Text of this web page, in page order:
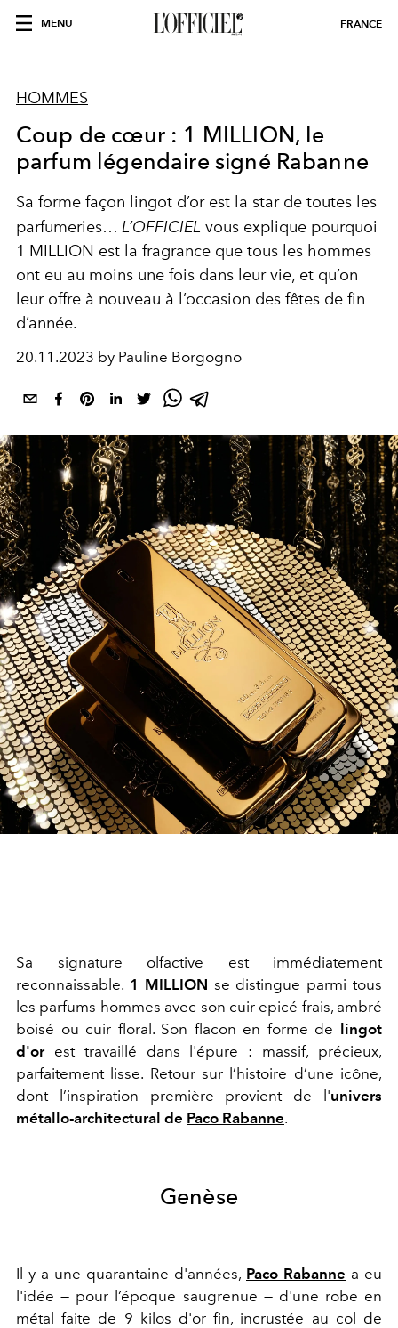
MENU FRANCE
HOMMES
Coup de cœur : 1 MILLION, le
parfum légendaire signé Rabanne
Sa forme façon lingot d’or est la star de toutes les
parfumeries… L’OFFICIEL vous explique pourquoi
1 MILLION est la fragrance que tous les hommes
ont eu au moins une fois dans leur vie, et qu’on
leur offre à nouveau à l’occasion des fêtes de fin
d’année.
20.11.2023 by Pauline Borgogno
Sa signature olfactive est immédiatement
reconnaissable. 1 MILLION se distingue parmi tous
les parfums hommes avec son cuir epicé frais, ambré
boisé ou cuir floral. Son flacon en forme de
lingot
d'orest travaillé dans l'épure : massif, précieux,
parfaitement lisse. Retour sur l’histoire d’une icône,
dont l’inspiration première provient de l'univers
métallo-architectural de Paco Rabanne.
Genèse
Il y a une quarantaine d'années, Paco Rabanne a eu
l'idée — pour l’époque saugrenue — d'une robe en
métal faite de 9 kilos d'or fin, incrustée au col de